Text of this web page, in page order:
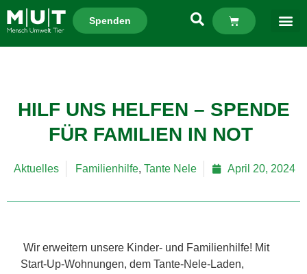
Spenden
HILF UNS HELFEN – SPENDE
FÜR FAMILIEN IN NOT
Aktuelles Familienhilfe, Tante Nele April 20, 2024
Wir erweitern unsere Kinder- und Familienhilfe! Mit
Start-Up-Wohnungen, dem Tante-Nele-Laden,